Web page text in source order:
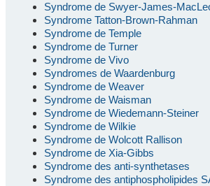
Syndrome de Swyer-James-
Syndrome Tatton-Brown-Rahman
Syndrome de Temple
Syndrome de Turner
Syndrome de Vivo
Syndromes de Waardenburg
Syndrome de Weaver
Syndrome de Waisman
Syndrome de Wiedemann-Steiner
Syndrome de Wilkie
Syndrome de Wolcott Rallison
Syndrome de Xia-Gibbs
Syndrome des anti-synthetases
Syndrome des antiphospholipides